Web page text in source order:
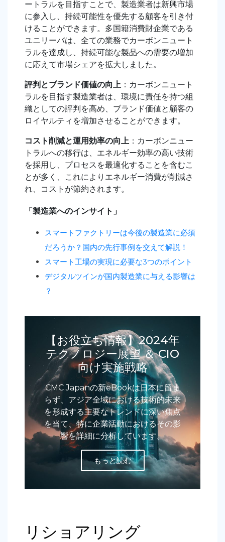
ートラルを目指すことで、製造業者は新興市場
に参入し、持続可能性を優先する顧客を引き付
けることができます。多国籍消費財企業である
ユニリーバは、全ての業務でカーボンニュート
ラルを達成し、持続可能な製品への需要の増加
に応えて市場シェアを拡大しました。
評判とブランド価値の向上 ：カーボンニュート
ラルを目指す製造業者は、環境に責任を持つ組
織としての評判を高め、ブランド価値と顧客の
ロイヤルティを増加させることができます。
コスト削減と運用効率の向上 ：カーボンニュー
トラルへの移行は、エネルギー効率の高い技術
を採用し、プロセスを最適化することを含むこ
とが多く、これによりエネルギー消費が削減さ
れ、コストが節約されます。
「製造業へのインサイト」
スマートファクトリーは今後の製造業に必須
だろうか？国内の先行事例を交えて解説！
スマート⼯場の実現に必要な3つのポイント
デジタルツインが国内製造業に与える影響は
？
【お役立ち情報】2024年
テクノロジー展望 ＆ CIO
向け実施戦略
CMC Japanの新eBookは日本に留ま
らず、アジア全域における技術的未来
を形成する主要なトレンドに深い焦点
を当て、特に企業活動におけるその影
響を詳細に分析しています。
もっと読む
リショアリング